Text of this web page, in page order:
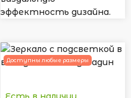
эффектность дизайна.
Доступны любые размеры